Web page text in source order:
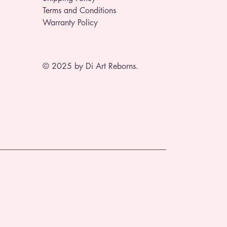
Terms and Conditions
Warranty Policy
© 2025 by Di Art Reborns.